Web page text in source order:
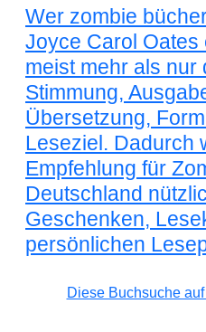
Wer zombie
Joyce Carol
meist mehr als nur
Stimmung,
Übersetzung,
Leseziel. Dadurch
Empfehlung für
Deutschland
Geschenken,
persönlichen
Diese Buchsuche